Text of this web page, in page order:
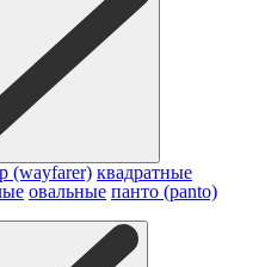
(wayfarer) квадратные
овальные панто (panto)